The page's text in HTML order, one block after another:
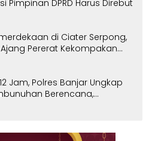
Pimpinan DPRD Harus Direbut
di Ciater Serpong,
Pererat Kekompakan
Jam, Polres Banjar Ungkap
Berencana,
di Bandung